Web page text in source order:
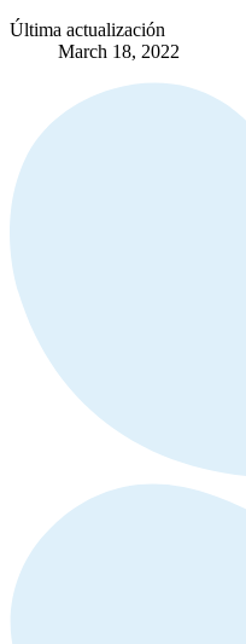
Última actualización
March 18, 2022